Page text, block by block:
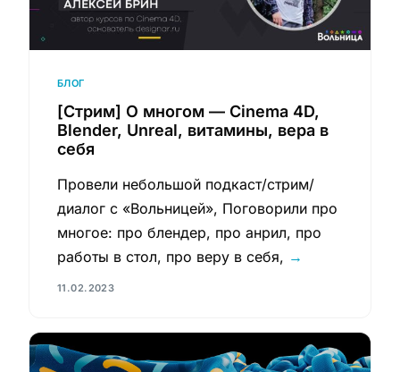
БЛОГ
[Стрим] О многом — Cinema 4D,
Blender, Unreal, витамины, вера в
себя
Провели небольшой подкаст/стрим/
диалог с «Вольницей», Поговорили про
многое: про блендер, про анрил, про
работы в стол, про веру в себя, →
11.02.2023